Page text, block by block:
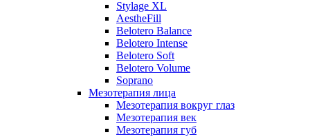
Stylage XL
AestheFill
Belotero Balance
Belotero Intense
Belotero Soft
Belotero Volume
Soprano
Мезотерапия лица
Мезотерапия вокруг глаз
Мезотерапия век
Мезотерапия губ